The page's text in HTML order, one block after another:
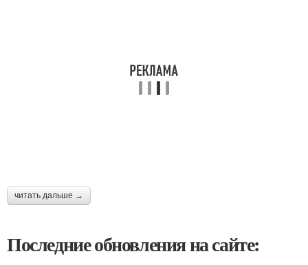
читать дальше →
Последние обновления на сайте: